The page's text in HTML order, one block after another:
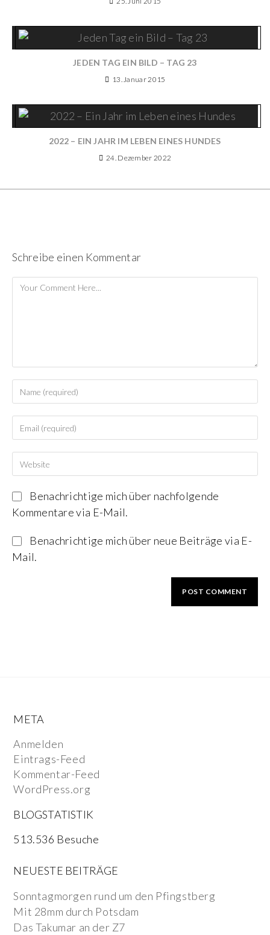
JEDEN TAG EIN BILD – TAG 23
13. Januar 2015
2022 – EIN JAHR IM LEBEN EINES HUNDES
24. Dezember 2022
Schreibe einen Kommentar
Benachrichtige mich über nachfolgende
Kommentare via E-Mail.
Benachrichtige mich über neue Beiträge via E-
Mail.
META
Anmelden
Eintrags-Feed
Kommentar-Feed
WordPress.org
BLOGSTATISTIK
513.536 Besuche
NEUESTE BEITRÄGE
Sonntagmorgen rund um den Pfingstberg
Mit 28mm durch Potsdam
Das Takumar an der Z7